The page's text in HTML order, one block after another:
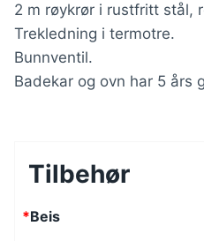
2 m røykrør i rustfritt stål,
Trekledning i termotre.
Bunnventil.
Badekar og ovn har 5 års
Tilbehør
*Beis